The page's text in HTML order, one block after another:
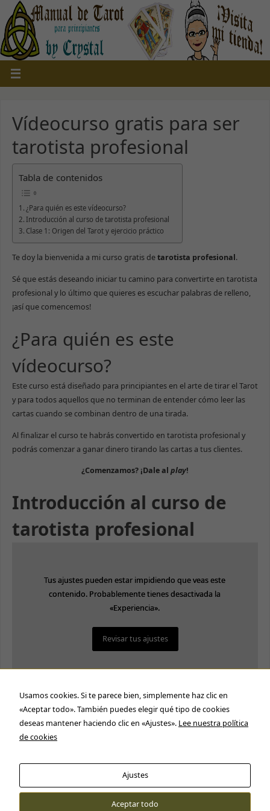
Vídeocurso gratis para ser
tarotista profesional
Tabla de contenidos
¿Para quién es este vídeocurso?
Introducción al curso de tarotista profesional
Clase 1: Origen del Tarot y ejercicio práctico
Te doy la bienvenida a mi curso gratis detarotista profesional.
Sé que estás deseando iniciar tu camino para convertirte en tarotista
profesional y lo último que quieres es escuchar palabras de relleno,
¡así que comencemos!
¿Para quién es este
vídeocurso?
Este curso está diseñado para principiantes en el arte de tirar el Tarot
y para todos aquellos que no terminan de entender cómo leer las
cartas cuando se combinan dentro de una tirada.
Al finalizar el curso te habrás convertido en tarotista profesional y
podrás comenzar a ganar dinero tirando las cartas a tus clientes.
¿Comenzamos? ¡Dale al play!
Introducción al curso de
tarotista profesional
Tus ajustes pueden estar impidiendo que veas este
contenido. Probablemente tienes desactivada la
«Experiencia».
Revisar tus ajustes
Tus ajustes pueden estar impidiendo que veas este
contenido. Probablemente tienes desactivada la
«Experiencia».
Revisar tus ajustes
Siguiente:
Clase 1: Origen del Tarot y
ejercicio práctico
Usamos cookies. Si te parece bien, simplemente haz clic en
«Aceptar todo». También puedes elegir qué tipo de cookies
deseas mantener haciendo clic en «Ajustes». Lee nuestra política
de cookies
Ajustes
Aceptar todo
no son